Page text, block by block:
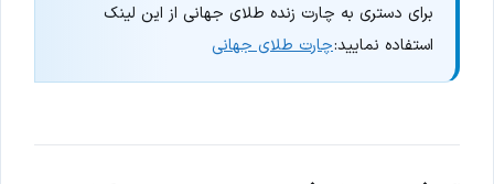
برای دستری به چارت زنده طلای جهانی از این لینک
استفاده نمایید:چارت طلای جهانی